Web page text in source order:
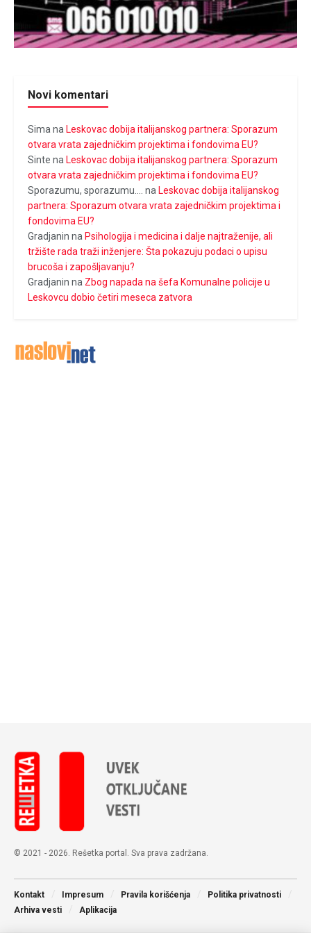
Novi komentari
Sima na Leskovac dobija italijanskog partnera: Sporazum
otvara vrata zajedničkim projektima i fondovima EU?
Sinte na Leskovac dobija italijanskog partnera: Sporazum
otvara vrata zajedničkim projektima i fondovima EU?
Sporazumu, sporazumu....
na Leskovac dobija italijanskog
partnera: Sporazum otvara vrata zajedničkim projektima i
fondovima EU?
Gradjanin na Psihologija i medicina i dalje najtraženije, ali
tržište rada traži inženjere: Šta pokazuju podaci o upisu
brucoša i zapošljavanju?
Gradjanin na Zbog napada na šefa Komunalne policije u
Leskovcu dobio četiri meseca zatvora
© 2021 - 2026. Rešetka portal. Sva prava zadržana.
Kontakt Impresum Pravila korišćenja
Politika privatnosti
Arhiva vesti
Aplikacija